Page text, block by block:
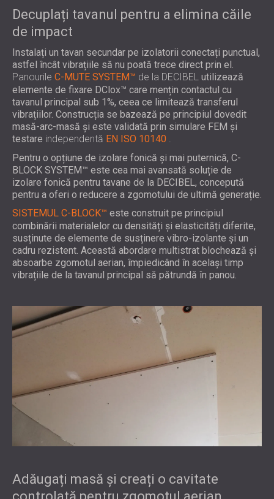
Decuplați tavanul pentru a elimina căile
de impact
Instalați un tavan secundar pe izolatorii conectați punctual,
astfel încât vibrațiile să nu poată trece direct prin el.
Panourile C-MUTE SYSTEM™ de la DECIBEL utilizează
elemente de fixare DClox™ care mențin contactul cu
tavanul principal sub 1%, ceea ce limitează transferul
vibrațiilor. Construcția se bazează pe principiul dovedit
masă-arc-masă și este validată prin simulare FEM și
testare independentă EN ISO 10140
Pentru o opțiune de izolare fonică și mai puternică, C-
BLOCK SYSTEM™ este cea mai avansată soluție de
izolare fonică pentru tavane de la DECIBEL, concepută
pentru a oferi o reducere a zgomotului de ultimă generație.
SISTEMUL C-BLOCK™ este construit pe principiul
combinării materialelor cu densități și elasticități diferite,
susținute de elemente de susținere vibro-izolante și un
cadru rezistent. Această abordare multistrat blochează și
absoarbe zgomotul aerian, împiedicând în același timp
vibrațiile de la tavanul principal să pătrundă în panou.
Adăugați masă și creați o cavitate